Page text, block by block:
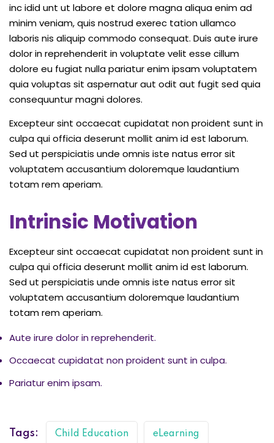
inc idid unt ut labore et dolore magna aliqua enim ad
minim veniam, quis nostrud exerec tation ullamco
laboris nis aliquip commodo consequat. Duis aute irure
dolor in reprehenderit in voluptate velit esse cillum
dolore eu fugiat nulla pariatur enim ipsam voluptatem
quia voluptas sit aspernatur aut odit aut fugit sed quia
consequuntur magni dolores.
Excepteur sint occaecat cupidatat non proident sunt in
culpa qui officia deserunt mollit anim id est laborum.
Sed ut perspiciatis unde omnis iste natus error sit
voluptatem accusantium doloremque laudantium
totam rem aperiam.
Intrinsic Motivation
Excepteur sint occaecat cupidatat non proident sunt in
culpa qui officia deserunt mollit anim id est laborum.
Sed ut perspiciatis unde omnis iste natus error sit
voluptatem accusantium doloremque laudantium
totam rem aperiam.
Aute irure dolor in reprehenderit.
Occaecat cupidatat non proident sunt in culpa.
Pariatur enim ipsam.
Tags: Child Education eLearning